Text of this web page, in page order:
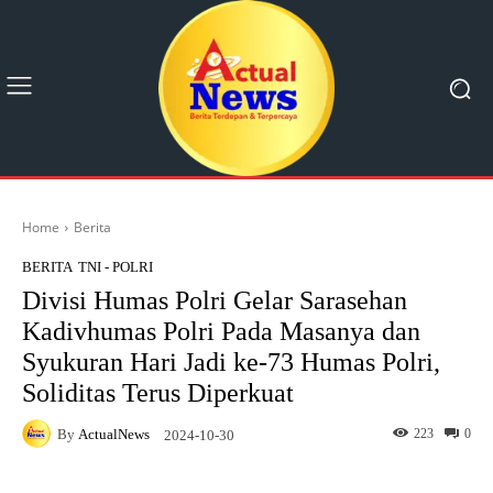
Home Berita
BERITA TNI - POLRI
Divisi Humas Polri Gelar Sarasehan
Kadivhumas Polri Pada Masanya dan
Syukuran Hari Jadi ke-73 Humas Polri,
Soliditas Terus Diperkuat
By ActualNews 2024-10-30 0
223